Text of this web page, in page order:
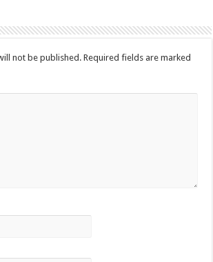
not be published. Required fields are marked